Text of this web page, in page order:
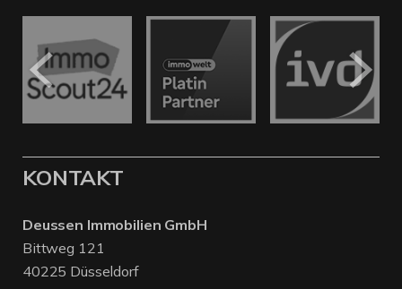
KONTAKT
Deussen Immobilien GmbH
Bittweg 121
40225 Düsseldorf